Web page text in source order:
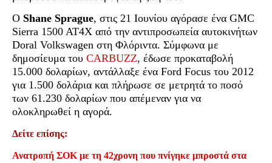
Ο Shane Sprague, στις 21 Ιουνίου αγόρασε ένα GMC
Sierra 1500 AT4X από την αντιπροσωπεία αυτοκινήτων
Doral Volkswagen στη Φλόριντα. Σύμφωνα με
δημοσίευμα του CARBUZZ, έδωσε προκαταβολή
15.000 δολαρίων, αντάλλαξε ένα Ford Focus του 2012
για 1.500 δολάρια και πλήρωσε σε μετρητά το ποσό
των 61.230 δολαρίων που απέμεναν για να
ολοκληρωθεί η αγορά.
Δείτε επίσης:
Ανατροπή ΣΟΚ με τη 42χρονη που πνίγηκε μπροστά στα